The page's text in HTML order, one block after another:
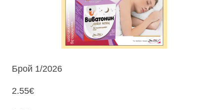
Брой 1/2026
2.55€